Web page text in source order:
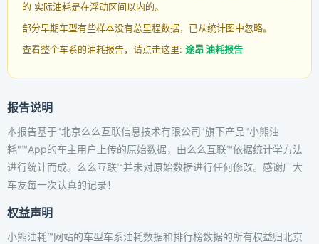
的 实际油耗是在浮动区间以内的。
部分早期车型有些样本没有总里程数据，已从统计图中忽略。
查看整个车系的油耗报告，请点击这里: 途昂 油耗报告
报告说明
本报告基于"北京么么互联信息技术有限公司"旗下产品"小熊油
耗"™App的车主用户上传的原始数据，由么么互联™依据统计学方法
进行统计而成。么么互联™并未对原始数据进行任何修改。感谢广大
车友每一次认真的记录！
权益声明
小熊油耗™网站的车型车系油耗数据和排行榜数据的所有权益归北京